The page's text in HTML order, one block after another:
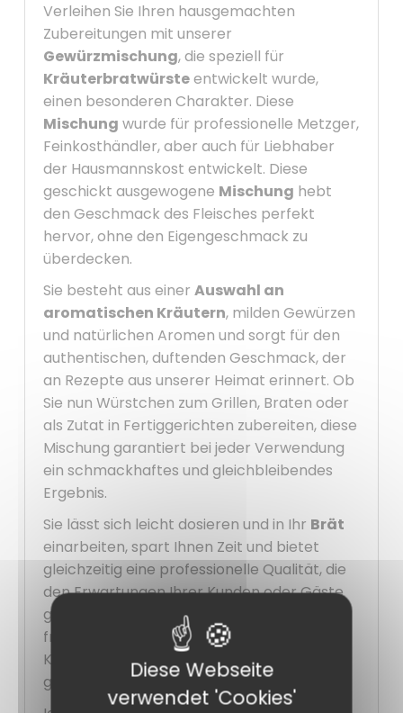
Verleihen Sie Ihren hausgemachten
Zubereitungen mit unserer
Gewürzmischung, die speziell für
Kräuterbratwürsteentwickelt wurde,
einen besonderen Charakter. Diese
Mischung wurde für professionelle Metzger,
Feinkosthändler, aber auch für Liebhaber
der Hausmannskost entwickelt. Diese
geschickt ausgewogene Mischung hebt
den Geschmack des Fleisches perfekt
hervor, ohne den Eigengeschmack zu
überdecken.
Sie besteht aus einer Auswahl an
aromatischen Kräutern, milden Gewürzen
und natürlichen Aromen und sorgt für den
authentischen, duftenden Geschmack, der
an Rezepte aus unserer Heimat erinnert. Ob
Sie nun Würstchen zum Grillen, Braten oder
als Zutat in Fertiggerichten zubereiten, diese
Mischung garantiert bei jeder Verwendung
ein schmackhaftes und gleichbleibendes
Ergebnis.
Sie lässt sich leicht dosieren und in Ihr Brät
einarbeiten, spart Ihnen Zeit und bietet
gleichzeitig eine professionelle Qualität, die
den Erwartungen Ihrer Kunden oder Gäste
gerecht wird. Diese Mischung ist außerdem
frei von künstlichen Farb- und
Konservierungsstoffen und sorgt so für eine
gesündere und natürlichere Küche.
Diese Webseite
verwendet 'Cookies'